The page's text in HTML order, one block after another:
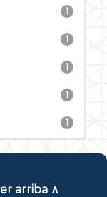
1
1
1
1
1
arriba ∧